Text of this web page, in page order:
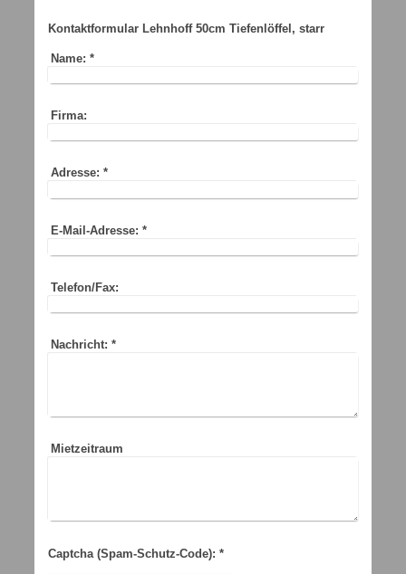
Kontaktformular Lehnhoff 50cm Tiefenlöffel, starr
Name: *
Firma:
Adresse: *
E-Mail-Adresse: *
Telefon/Fax:
Nachricht: *
Mietzeitraum
Captcha (Spam-Schutz-Code): *